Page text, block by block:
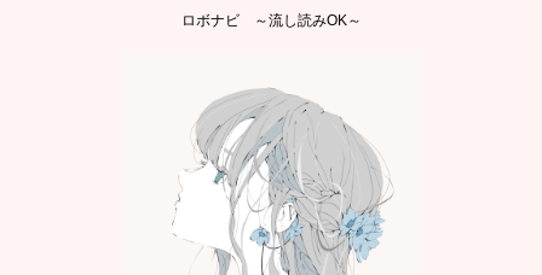
ロボナビ ～流し読みOK～